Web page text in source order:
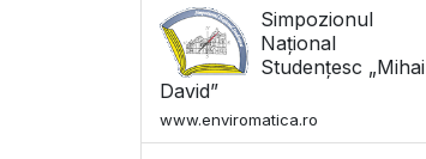
Simpozionul
Național
Studențesc „Mihai
David”
www.enviromatica.ro